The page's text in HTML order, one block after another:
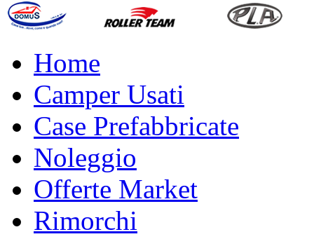
Home
Camper Usati
Case Prefabbricate
Noleggio
Offerte Market
Rimorchi